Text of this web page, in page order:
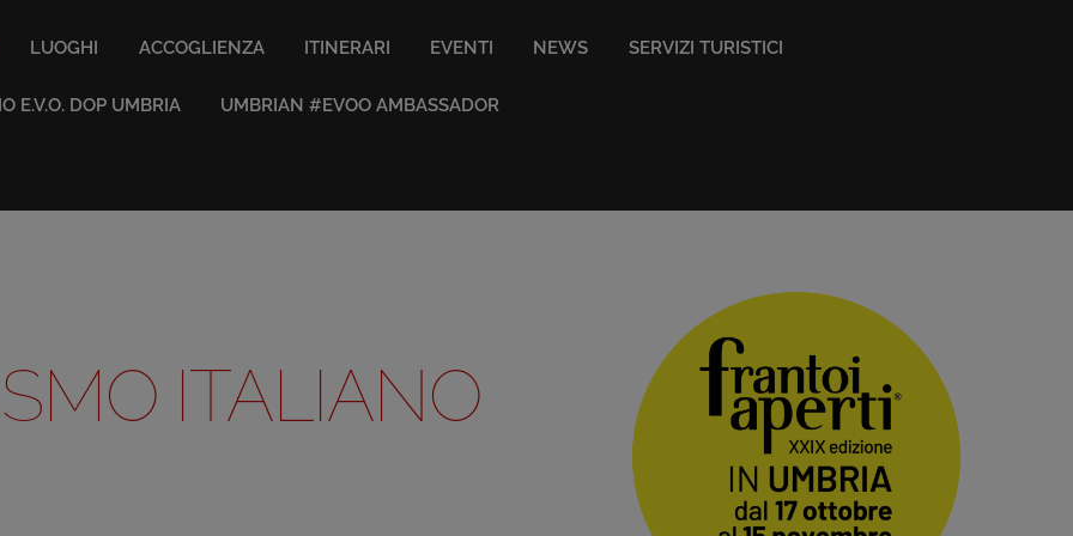
LUOGHI ACCOGLIENZA ITINERARI EVENTI NEWS SERVIZI TURISTICI
E.V.O. DOP UMBRIA UMBRIAN #EVOO AMBASSADOR
ITALIANO